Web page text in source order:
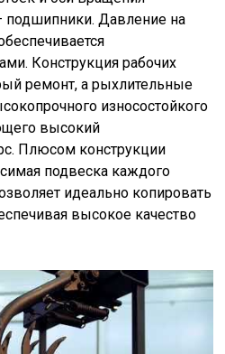
подшипники. Давление на
Конструкция рабочих
ремонт, а рыхлительные
износостойкого
высокий
Плюсом конструкции
подвеска каждого
идеально копировать
высокое качество